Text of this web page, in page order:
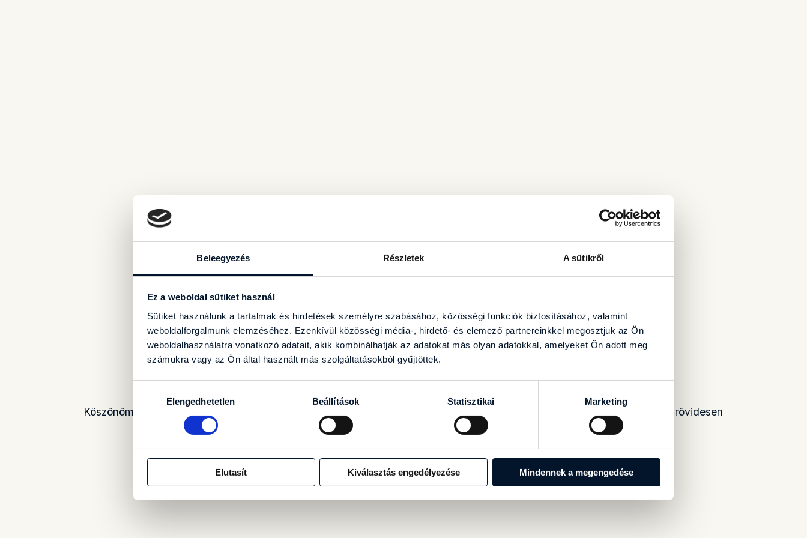
Beleegyezés Részletek A sütikről
Ez a weboldal sütiket használ
Sütiket használunk a tartalmak és hirdetések személyre szabásához, közösségi funkciók biztosításához, valamint
weboldalforgalmunk elemzéséhez. Ezenkívül közösségi média-, hirdető- és elemező partnereinkkel megosztjuk az Ön
weboldalhasználatra vonatkozó adatait, akik kombinálhatják az adatokat más olyan adatokkal, amelyeket Ön adott meg
számukra vagy az Ön által használt más szolgáltatásokból gyűjtöttek.
kiválasztásaElengedhetetlen Beállítások Statisztikai Marketing
Elutasít Kiválasztás engedélyezése Mindennek a megengedése
SIKERES JELENTKEZÉS!
Köszönöm, hogy felvetted velem a kapcsolatot. Az adataidat 24 órán belül feldolgozom és a megadott elérhetőségeken rövidesen
felveszem veled a kapcsolatot.
VISSZA A FŐOLDALRA